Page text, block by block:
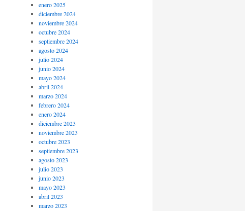
enero 2025
diciembre 2024
noviembre 2024
octubre 2024
septiembre 2024
agosto 2024
julio 2024
junio 2024
mayo 2024
abril 2024
marzo 2024
febrero 2024
enero 2024
diciembre 2023
noviembre 2023
octubre 2023
septiembre 2023
agosto 2023
julio 2023
junio 2023
mayo 2023
abril 2023
marzo 2023